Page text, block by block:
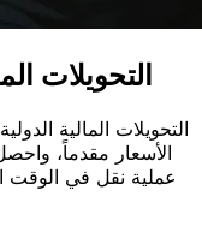
التحويلات
الأسعار مقدماً،